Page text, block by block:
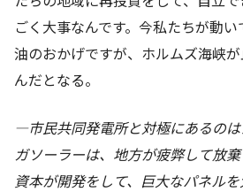
ごく大事なんです。今私たちが動
油のおかげですが、ホルムズ海峡
んだとなる。
―市民共同発電所と対極にあるの
ガソーラーは、地方が疲弊して放
資本が開発をして、巨大なパネルを